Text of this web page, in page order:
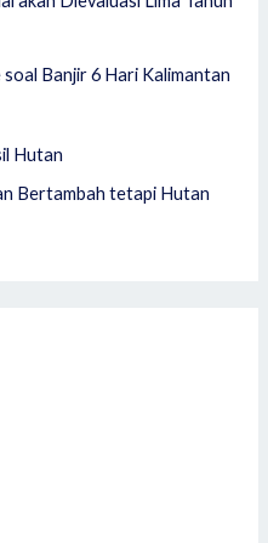
Banjir 6 Hari Kalimantan
Hutan
Bertambah tetapi Hutan